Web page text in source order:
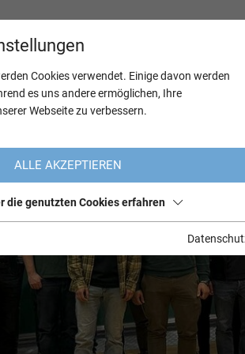
Cookies verwendet. Einige davon werden
es uns andere ermöglichen, Ihre
Webseite zu verbessern.
ALLE AKZEPTIEREN
die genutzten Cookies erfahren